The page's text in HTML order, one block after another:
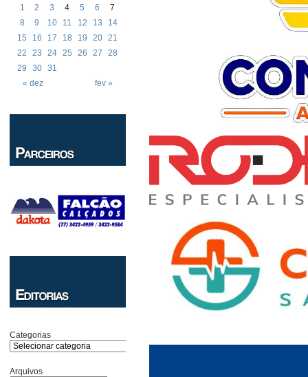
« dez fev »
1 2 3 4 5 6
7
8
9 10 11 12 13
14
15
16 17 18 19 20 21
22
23 24 25 26 27
28
29
30 31
Categorias
Arquivos